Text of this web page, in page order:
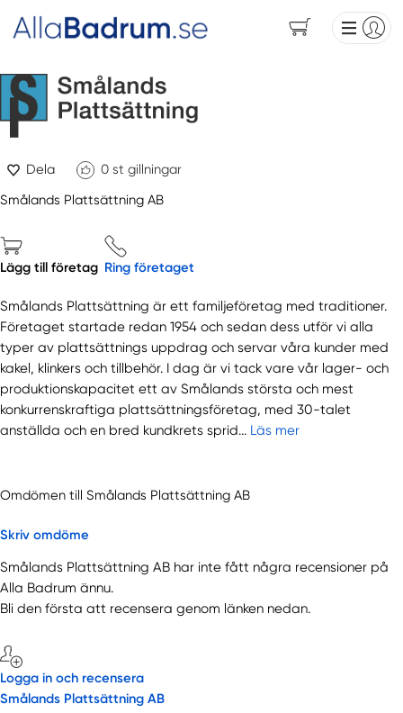
Dela 0 st gillningar
Smålands Plattsättning AB
Lägg till företag Ring företaget
Smålands Plattsättning är ett familjeföretag med traditioner.
Företaget startade redan 1954 och sedan dess utför vi alla
typer av plattsättnings uppdrag och servar våra kunder med
kakel, klinkers och tillbehör. I dag är vi tack vare vår lager- och
produktionskapacitet ett av Smålands största och mest
konkurrenskraftiga plattsättningsföretag, med 30-talet
anställda och en bred kundkrets sprid... Läs mer
Omdömen till Smålands Plattsättning AB
Skriv omdöme
Smålands Plattsättning AB har inte fått några recensioner på
Alla Badrum ännu.
Bli den första att recensera genom länken nedan.
Logga in och recensera
Smålands Plattsättning AB